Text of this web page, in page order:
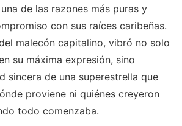
de las razones más puras y
con sus raíces caribeñas.
malecón capitalino, vibró no solo
su máxima expresión, sino
sincera de una superestrella que
proviene ni quiénes creyeron
todo comenzaba.